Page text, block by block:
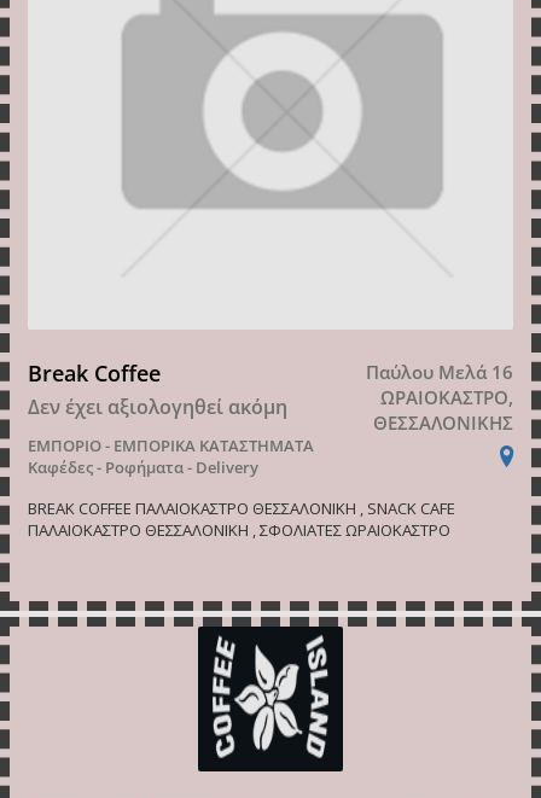
Break Coffee
Δεν έχει αξιολογηθεί ακόμη
ΕΜΠΟΡΙΟ - ΕΜΠΟΡΙΚΑ ΚΑΤΑΣΤΗΜΑΤΑ
Καφέδες - Ροφήματα - Delivery
Παύλου Μελά 16
ΩΡΑΙΟΚΑΣΤΡΟ,
ΘΕΣΣΑΛΟΝΙΚΗΣ
BREAK COFFEE ΠΑΛΑΙΟΚΑΣΤΡΟ ΘΕΣΣΑΛΟΝΙΚΗ , SNACK CAFE
ΠΑΛΑΙΟΚΑΣΤΡΟ ΘΕΣΣΑΛΟΝΙΚΗ , ΣΦΟΛΙΑΤΕΣ ΩΡΑΙΟΚΑΣΤΡΟ